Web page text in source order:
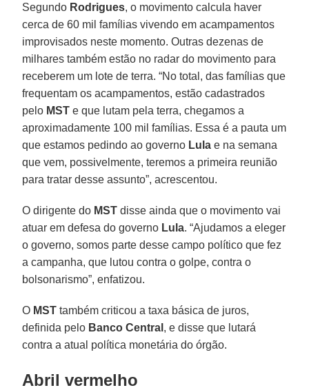
Segundo Rodrigues, o movimento calcula haver
cerca de 60 mil famílias vivendo em acampamentos
improvisados neste momento. Outras dezenas de
milhares também estão no radar do movimento para
receberem um lote de terra. “No total, das famílias que
frequentam os acampamentos, estão cadastrados
pelo MST e que lutam pela terra, chegamos a
aproximadamente 100 mil famílias. Essa é a pauta um
que estamos pedindo ao governo Lula e na semana
que vem, possivelmente, teremos a primeira reunião
para tratar desse assunto”, acrescentou.
O dirigente do MST disse ainda que o movimento vai
atuar em defesa do governo Lula. “Ajudamos a eleger
o governo, somos parte desse campo político que fez
a campanha, que lutou contra o golpe, contra o
bolsonarismo”, enfatizou.
O MST também criticou a taxa básica de juros,
definida pelo Banco Central , e disse que lutará
contra a atual política monetária do órgão.
Abril vermelho